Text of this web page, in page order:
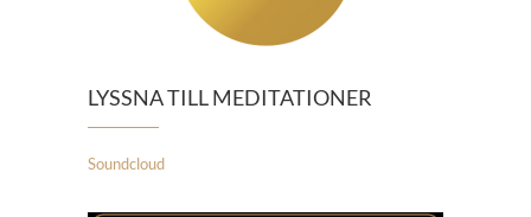
LYSSNA TILL MEDITATIONER
Soundcloud